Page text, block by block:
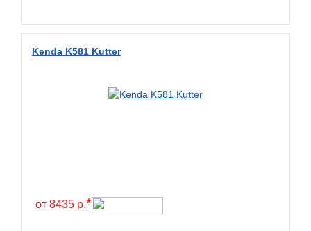
Wanda
Wanmao
Kenda K581 Kutter
от 8435 р.*